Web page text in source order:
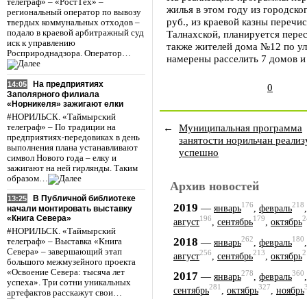
региональный оператор по вывозу
твердых коммунальных отходов –
подало в краевой арбитражный суд
иск к управлению
Росприроднадзора. Оператор…
14:05
На предприятиях
Заполярного филиала
«Норникеля» зажигают елки
#НОРИЛЬСК. «Таймырский
телеграф» – По традиции на
предприятиях-передовиках в день
выполнения плана устанавливают
символ Нового года – елку и
зажигают на ней гирлянды. Таким
образом…
13:25
В Публичной библиотеке
начали монтировать выставку
«Книга Севера»
#НОРИЛЬСК. «Таймырский
телеграф» – Выставка «Книга
Севера» – завершающий этап
большого межмузейного проекта
«Освоение Севера: тысяча лет
успеха». Три сотни уникальных
артефактов расскажут свои…
жилья в этом году из
руб., из краевой казны
Талнахской, планируется
также жителей дома №12 по
намерены расселить 7 домов
0
←
Муниципальная программа
занятости норильчан
успешно
Архив новостей
2019 — январь176 февраль218
август196, сентябрь179, октябрь
2018 — январь262 февраль180
август256, сентябрь213, октябрь
2017 — январь278 февраль360
сентябрь281, октябрь327, ноябрь